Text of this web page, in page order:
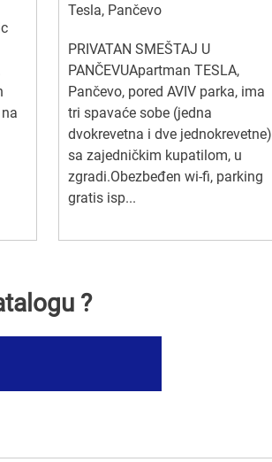
Tesla, Pančevo
PRIVATAN SMEŠTAJ U
PANČEVUApartman TESLA,
Pančevo, pored AVIV parka, ima
tri spavaće sobe (jedna
dvokrevetna i dve jednokrevetne)
sa zajedničkim kupatilom, u
zgradi.Obezbeđen wi-fi, parking
gratis isp...
?